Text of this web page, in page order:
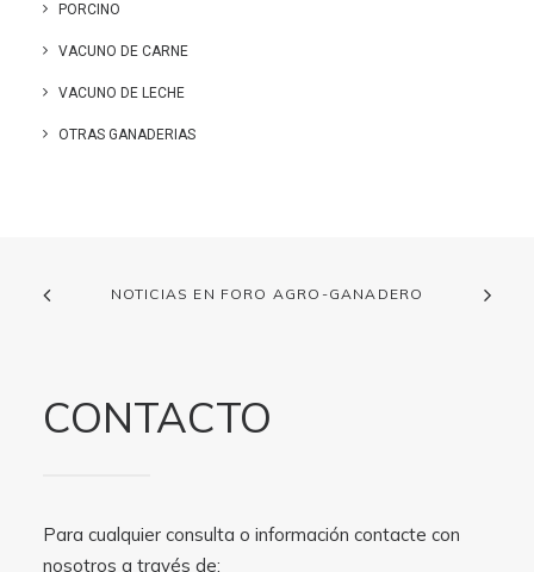
PORCINO
VACUNO DE CARNE
VACUNO DE LECHE
OTRAS GANADERIAS
NOTICIAS EN FORO AGRO-GANADERO
CONTACTO
Para cualquier consulta o información contacte con
nosotros a través de: